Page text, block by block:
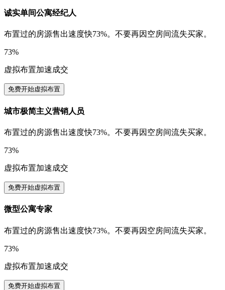
诚实单间公寓经纪人
布置过的房源售出速度快73%。不要再因空房间流失买家。
73%
虚拟布置加速成交
免费开始虚拟布置
城市极简主义营销人员
布置过的房源售出速度快73%。不要再因空房间流失买家。
73%
虚拟布置加速成交
免费开始虚拟布置
微型公寓专家
布置过的房源售出速度快73%。不要再因空房间流失买家。
73%
虚拟布置加速成交
免费开始虚拟布置